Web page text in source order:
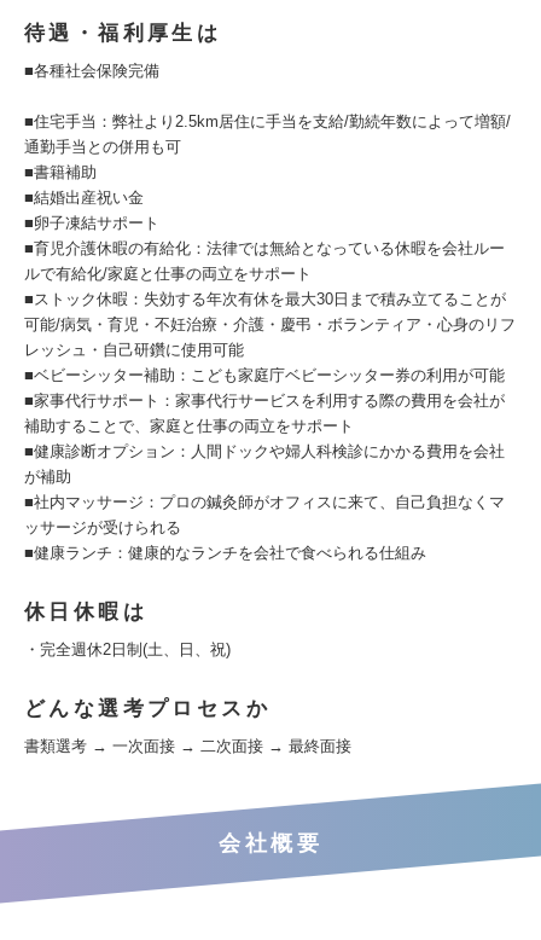
待遇・福利厚生は
■各種社会保険完備
■住宅手当：弊社より2.5km居住に手当を支給/勤続年数によって増額/
通勤手当との併用も可
■書籍補助
■結婚出産祝い金
■卵子凍結サポート
■育児介護休暇の有給化：法律では無給となっている休暇を会社ルー
ルで有給化/家庭と仕事の両立をサポート
■ストック休暇：失効する年次有休を最大30日まで積み立てることが
可能/病気・育児・不妊治療・介護・慶弔・ボランティア・心身のリフ
レッシュ・自己研鑽に使用可能
■ベビーシッター補助：こども家庭庁ベビーシッター券の利用が可能
■家事代行サポート：家事代行サービスを利用する際の費用を会社が
補助することで、家庭と仕事の両立をサポート
■健康診断オプション：人間ドックや婦人科検診にかかる費用を会社
が補助
■社内マッサージ：プロの鍼灸師がオフィスに来て、自己負担なくマ
ッサージが受けられる
■健康ランチ：健康的なランチを会社で食べられる仕組み
休日休暇は
・完全週休2日制(土、日、祝)
どんな選考プロセスか
書類選考 → 一次面接 → 二次面接 → 最終面接
会社概要